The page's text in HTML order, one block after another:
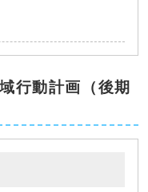
行動計画（後期